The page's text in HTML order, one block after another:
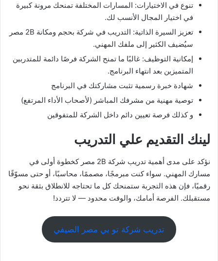
تنوع في الاختيارات: المسارات المختلفة تمنحك مرونة كبيرة
في اختيار المجال الأنسب لك.
تعزيز السيرة الذاتية: التدريب في شركة بحجم ومكانة 2B مصر
سيُضيف الكثير إلى ملفك المهني.
إمكانية التوظيف: غالبًا ما تمنح الشركة فرصًا دائمة للمتدربين
المتميزين بعد انتهاء البرنامج.
شهادة خبرة رسمية تثبت مشاركتك في البرنامج
توصية مهنية من مشرفك المباشر (لأصحاب الأداء المرتفع)
و كذلك فرصة تعيين دائم داخل الشركة للمتفوقين
لينك التقديم علي التدريب
نؤكد على مدى أهمية تدريب شركة 2B مصر كخطوة أولى في
مسارك المهني. سواء كنت مبرمجًا، مصممًا، محاسبًا، أو حتى مسوّقًا
رقميًا، فإن هذه التجربة ستمنحك كل ما تحتاجه للانطلاق بثقة نحو
مستقبلك. الفرصة أمامك، والوقت محدود — لا تتردد!
تدريب شركة تو بي مصر الصيفي